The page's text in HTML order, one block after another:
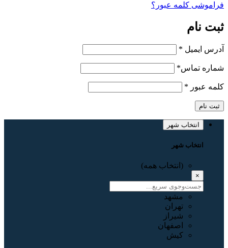
فراموشی کلمه عبور؟
ثبت نام
آدرس ایمیل *
شماره تماس*
کلمه عبور *
ثبت نام
انتخاب شهر
انتخاب شهر
(انتخاب همه)
×
مشهد
تهران
شیراز
اصفهان
کیش